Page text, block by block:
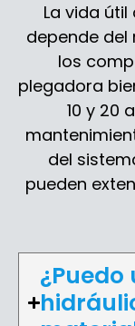
La vida
depende
los
plegadora
10 y 20
del
pueden